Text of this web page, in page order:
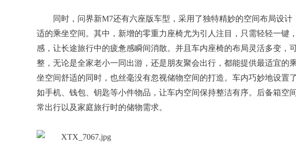
同时，问界新M7还有六座版车型，采用了独特精妙的空间布局设
适的乘坐空间。其中，新增的零重力座椅尤为引人注目，只需轻轻一键
感，让长途旅行中的疲惫感瞬间消散。并且车内座椅的布局灵活多变，
整，无论是全家老小一同出游，还是朋友聚会出行，都能提供最适宜的
坐空间舒适的同时，也丝毫没有忽视储物空间的打造。车内巧妙地设置
如手机、钱包、钥匙等小件物品，让车内空间保持整洁有序。后备箱空
常出行以及家庭旅行时的储物需求。